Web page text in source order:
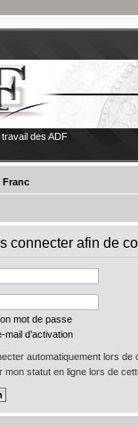
des ADF
Franc
connecter afin de
mot de passe
mail d’activation
automatiquement lors de
mon statut en ligne lors de